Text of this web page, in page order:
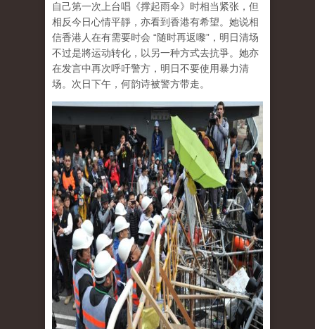
自己第一次上台唱《撑起雨伞》时相当紧张，但
相反今日心情平靜，亦看到香港有希望。她说相
信香港人在有需要时会 “随时再返嚟”，明日清场
不过是將运动转化，以另一种方式去抗爭。她亦
在发言中再次呼吁警方，明日不要使用暴力清
场。次日下午，何韵诗被警方带走。